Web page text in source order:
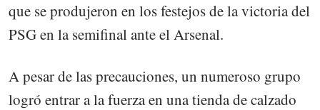
que se produjeron en los festejos de la victoria del
PSG en la semifinal ante el Arsenal.
A pesar de las precauciones, un numeroso grupo
logró entrar a la fuerza en una tienda de calzado